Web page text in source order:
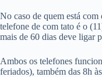
No caso de quem está com
telefone de com tato é o
mais de 60 dias deve ligar
Ambos os telefones
feriados), também das 8h